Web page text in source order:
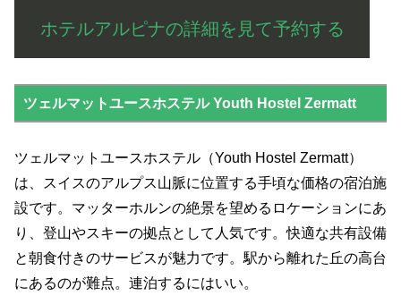
ホテルアルピナの詳細を見て予約する
ツェルマットユースホステル Youth Hostel Zermatt
ツェルマットユースホステル（Youth Hostel Zermatt）
は、スイスのアルプス山脈に位置する手頃な価格の宿泊施
設です。マッターホルンの絶景を望めるロケーションにあ
り、登山やスキーの拠点として人気です。快適な共有設備
と朝食付きのサービスが魅力です。駅から離れた丘の高台
にあるのが難点。連泊するにはいい。